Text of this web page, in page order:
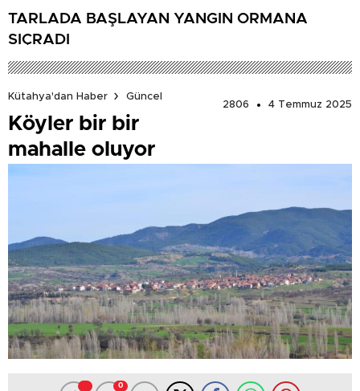
TARLADA BAŞLAYAN YANGIN ORMANA
SIÇRADI
Kütahya'dan Haber
Güncel
2806
4 Temmuz 2025
Köyler bir bir
mahalle oluyor
0